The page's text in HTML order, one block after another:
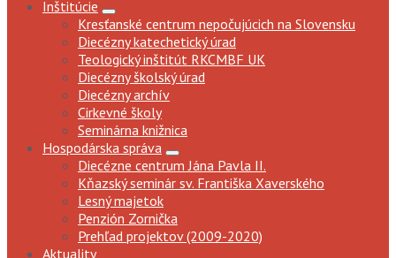
Inštitúcie
Kresťanské centrum nepočujúcich na Slovensku
Diecézny katechetický úrad
Teologický inštitút RKCMBF UK
Diecézny školský úrad
Diecézny archív
Cirkevné školy
Seminárna knižnica
Hospodárska správa
Diecézne centrum Jána Pavla II.
Kňazský seminár sv. Františka Xaverského
Lesný majetok
Penzión Zornička
Prehľad projektov (2009-2020)
Aktuality